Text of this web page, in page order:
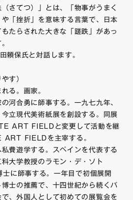
さてつ）」とは、「物事がうまく
「挫折」を意味する言葉で、日本
たらされた大きな「蹉跌」があっ
頼保氏と対話します。
す）
る。画家。
河合勇に師事する。一九七九年、
立現代美術紙展を創設する。同展
ART FIELDと変更して活動を継
ART FIELDを主宰する。
費遊学する。スペインを代表する
大学教授のラモン・デ・ソト
に師事する。一年目で初個展開
士の推薦で、十四世紀から続くバ
、外国人として初めての展覧会を